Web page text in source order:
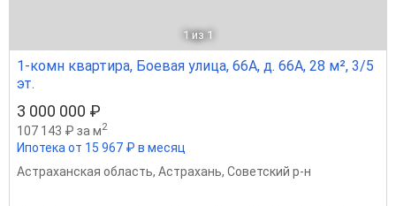
1 из 1
1-комн квартира, Боевая улица, 66А, д. 66А, 28 м², 3/5
эт.
3 000 000 ₽
107 143 ₽ за м2
Ипотека от 15 967 ₽ в месяц
Астраханская область, Астрахань, Советский р-н